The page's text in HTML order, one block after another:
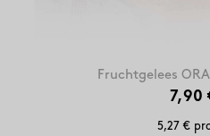
Fruchtgelees
7,90
5,27 €